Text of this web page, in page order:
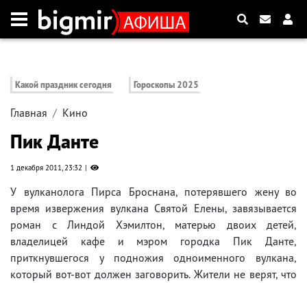
Какой праздник сегодня Гороскопы 2025
Главная Кино
Пик Данте
1 декабря 2011, 23:32
У вулканолога Пирса Броснана, потерявшего жену во
время извержения вулкана Святой Елены, завязывается
роман с Линдой Хэмилтон, матерью двоих детей,
владелицей кафе и мэром городка Пик Данте,
приткнувшегося у подножия одноименного вулкана,
который вот-вот должен заговорить. Жители не верят, что